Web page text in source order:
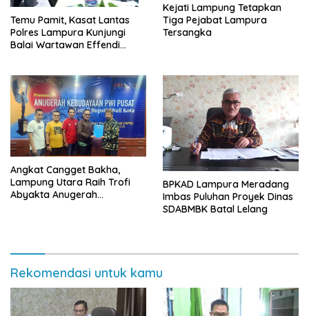
Temu Pamit, Kasat Lantas
Polres Lampura Kunjungi
Balai Wartawan Effendi
Kejati Lampung Tetapkan
Tiga Pejabat Lampura
Tersangka
Angkat Cangget Bakha,
Lampung Utara Raih Trofi
Abyakta Anugerah
BPKAD Lampura Meradang
Imbas Puluhan Proyek Dinas
SDABMBK Batal Lelang
Rekomendasi untuk kamu